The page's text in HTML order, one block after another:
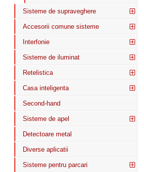
Sisteme de supraveghere
Accesorii comune sisteme
Interfonie
Sisteme de iluminat
Retelistica
Casa inteligenta
Second-hand
Sisteme de apel
Detectoare metal
Diverse aplicatii
Sisteme pentru parcari